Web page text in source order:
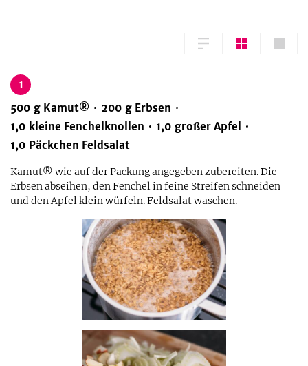
1
500 g Kamut® 200 g Erbsen
1,0 kleine Fenchelknollen 1,0 großer Apfel
1,0 Päckchen Feldsalat
Kamut® wie auf der Packung angegeben zubereiten. Die
Erbsen abseihen, den Fenchel in feine Streifen schneiden
und den Apfel klein würfeln. Feldsalat waschen.